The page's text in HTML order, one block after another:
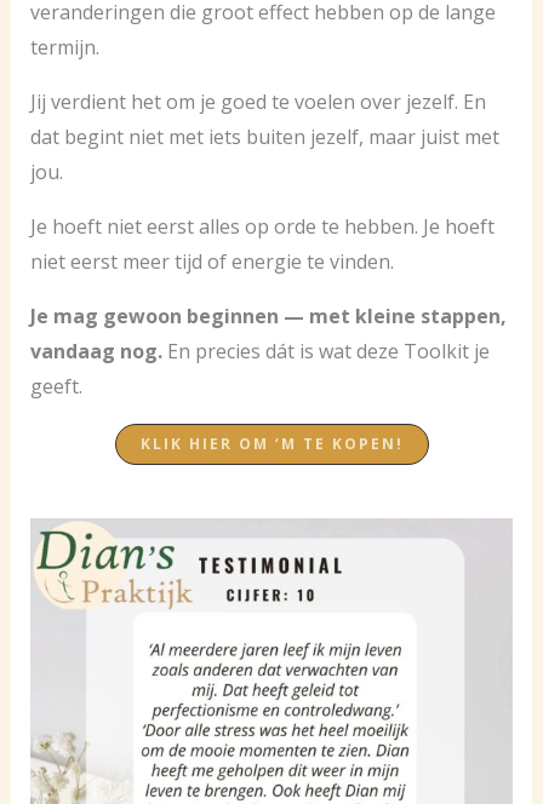
veranderingen die groot effect hebben op de lange
termijn.
Jij verdient het om je goed te voelen over jezelf. En
dat begint niet met iets buiten jezelf, maar juist met
jou.
Je hoeft niet eerst alles op orde te hebben. Je hoeft
niet eerst meer tijd of energie te vinden.
Je mag gewoon beginnen — met kleine stappen,
vandaag nog.En precies dát is wat deze Toolkit je
geeft.
KLIK HIER OM ‘M TE KOPEN!